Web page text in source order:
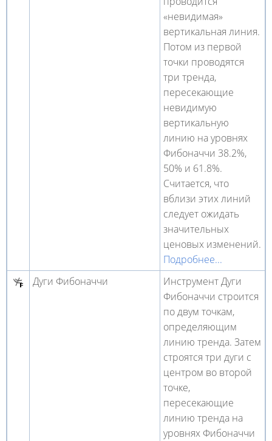
«невидимая»
вертикальная линия.
Потом из первой
точки проводятся
три тренда,
пересекающие
невидимую
вертикальную
линию на уровнях
Фибоначчи 38.2%,
50% и 61.8%.
Считается, что
вблизи этих линий
следует ожидать
значительных
ценовых изменений.
Подробнее...
Дуги Фибоначчи
Инструмент Дуги
Фибоначчи строится
по двум точкам,
определяющим
линию тренда. Затем
строятся три дуги с
центром во второй
точке,
пересекающие
линию тренда на
уровнях Фибоначчи